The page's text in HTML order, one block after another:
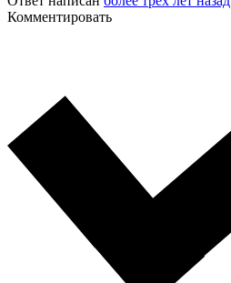
Комментировать